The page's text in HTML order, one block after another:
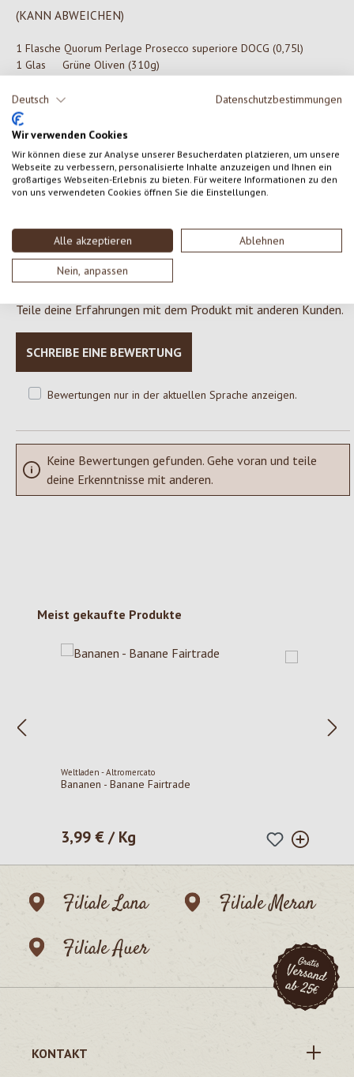
Deutsch Datenschutzbestimmungen
Wir verwenden Cookies
Wir können diese zur Analyse unserer Besucherdaten platzieren, um unsere
Webseite zu verbessern, personalisierte Inhalte anzuzeigen und Ihnen ein
großartiges Webseiten-Erlebnis zu bieten. Für weitere Informationen zu den
von uns verwendeten Cookies öffnen Sie die Einstellungen.
Alle akzeptieren Ablehnen
Nein, anpassen
(KANN ABWEICHEN)
1 Flasche Quorum Perlage Prosecco superiore DOCG (0,75l)
1 Glas
Grüne Oliven (310g)
1 Stück
Geschenkkarton mittel ohne Griff 40x25x11
1 Stück
1 Stück
Südtiroler Speck g.g.A. Bio ca. 300g
1 Stück
Dinkel Kräuterfladen (170g)
1 Flasche Holunderblütensirup (250ml)
0 von 0 Bewertungen
Durchschnittliche Bewertung von 0 von 5 Sternen
Gib eine Bewertung ab!
Teile deine Erfahrungen mit dem Produkt mit anderen Kunden.
SCHREIBE EINE BEWERTUNG
Bewertungen nur in der aktuellen Sprache anzeigen.
Keine Bewertungen gefunden. Gehe voran und teile
deine Erkenntnisse mit anderen.
Produktgalerie überspringen
Meist gekaufte Produkte
Weltladen - Altromercato
Bananen - Banane Fairtrade
Regulärer Preis:
3,99 € / Kg
Filiale Lana
Filiale Meran
Filiale Auer
KONTAKT